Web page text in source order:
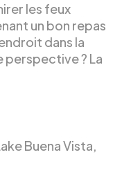
les feux
un bon repas
dans la
? La
Buena Vista,